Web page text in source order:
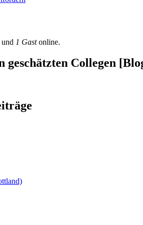
und 1 Gastonline.
geschätzten Collegen